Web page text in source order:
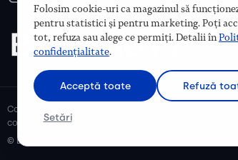
Cosmetice bio și naturale, ulei de argan, ulei de
cosmetice naturale pentru mămici și copii, cosmetice
© Biobeauty 2026. Toate drepturile rezervate.
Folosim cookie-uri ca magazinul să
pentru statistici și pentru marketing. Poți
tot, refuza sau alege ce permiți. Detalii în
confidențialitate.
Acceptă toate Refuză
Setări